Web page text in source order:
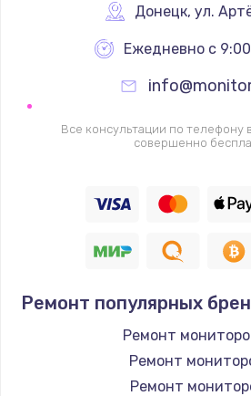
1600 руб.
Заказать
Ремонт цепей
2500 руб.
Заказать
Замена жесткого
Заказать
Установка
725 руб.
Заказать
Донецк, ул.
Ежедневно с
Все консультации по телефону
совершенно
Ремонт популярных
Ремонт
Ремонт
Ремонт